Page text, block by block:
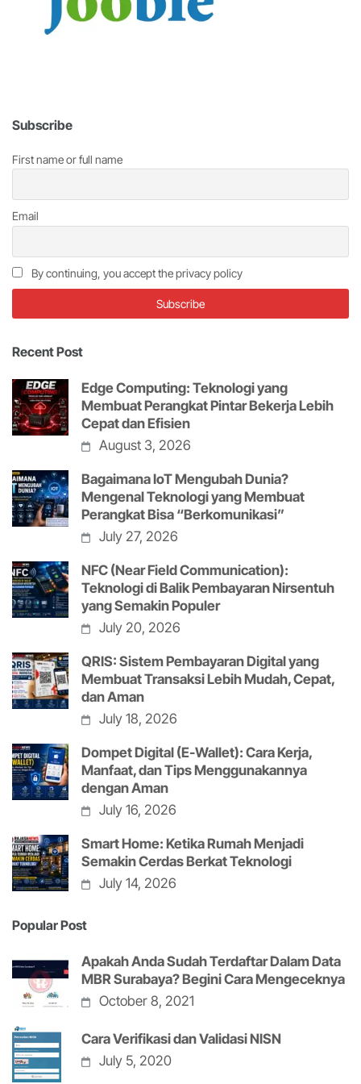
Subscribe
First name or full name
Email
By continuing, you accept the privacy policy
Recent Post
Edge Computing: Teknologi yang
Membuat Perangkat Pintar Bekerja Lebih
Cepat dan Efisien
August 3, 2026
Bagaimana IoT Mengubah Dunia?
Mengenal Teknologi yang Membuat
Perangkat Bisa “Berkomunikasi”
July 27, 2026
NFC (Near Field Communication):
Teknologi di Balik Pembayaran Nirsentuh
yang Semakin Populer
July 20, 2026
QRIS: Sistem Pembayaran Digital yang
Membuat Transaksi Lebih Mudah, Cepat,
dan Aman
July 18, 2026
Dompet Digital (E-Wallet): Cara Kerja,
Manfaat, dan Tips Menggunakannya
dengan Aman
July 16, 2026
Smart Home: Ketika Rumah Menjadi
Semakin Cerdas Berkat Teknologi
July 14, 2026
Popular Post
Apakah Anda Sudah Terdaftar Dalam Data
MBR Surabaya? Begini Cara Mengeceknya
October 8, 2021
Cara Verifikasi dan Validasi NISN
July 5, 2020